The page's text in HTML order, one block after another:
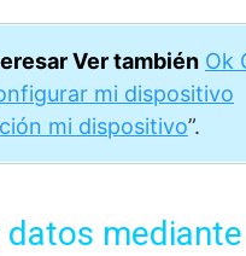
Ver también Ok
mi dispositivo
mi dispositivo”.
mediante